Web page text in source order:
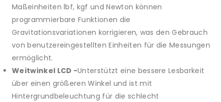
Maßeinheiten lbf, kgf und Newton können
programmierbare Funktionen die
Gravitationsvariationen korrigieren, was den Gebrauch
von benutzereingestellten Einheiten für die Messungen
ermöglicht.
Weitwinkel LCD -Unterstützt eine bessere Lesbarkeit
über einen größeren Winkel und ist mit
Hintergrundbeleuchtung für die schlecht